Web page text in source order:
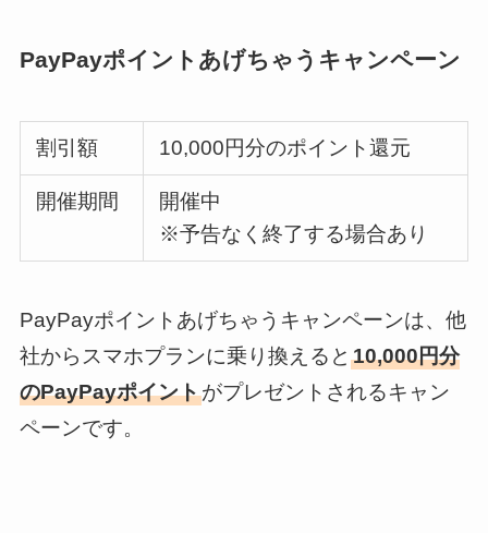
PayPayポイントあげちゃうキャンペーン
割引額 10,000円分のポイント還元
開催期間
開催中
※予告なく終了する場合あり
PayPayポイントあげちゃうキャンペーンは、他
社からスマホプランに乗り換えると 10,000円分
のPayPayポイントがプレゼントされるキャン
ペーンです。